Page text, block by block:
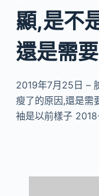
顯,是不
還是需
2019年7月25日 –
瘦了的原因,還是需
袖是以前樣子